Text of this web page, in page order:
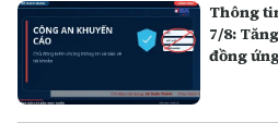
Thông
7/8:
đồng